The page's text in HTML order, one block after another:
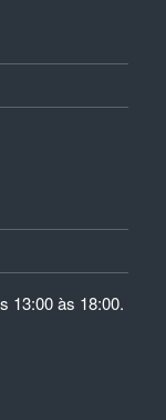
13:00 às 18:00.